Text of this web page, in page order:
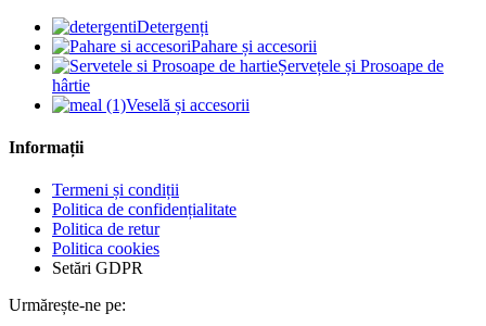
Detergenți
Pahare și accesorii
Șervețele și Prosoape de
hârtie
Veselă și accesorii
Informații
Termeni și condiții
Politica de confidențialitate
Politica de retur
Politica cookies
Setări GDPR
Urmărește-ne pe: